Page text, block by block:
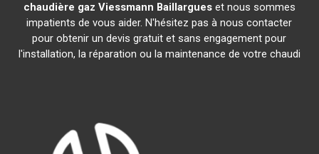
chaudière gaz Viessmann Baillargueset nous sommes
impatients de vous aider. N'hésitez pas à nous contacter
pour obtenir un devis gratuit et sans engagement pour
l'installation, la réparation ou la maintenance de votre chaudi